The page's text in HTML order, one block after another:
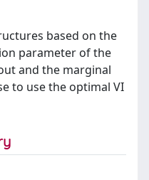
based on the
parameter of the
and the marginal
to use the optimal VI